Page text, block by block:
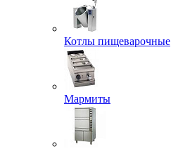
Котлы пищеварочные
Мармиты